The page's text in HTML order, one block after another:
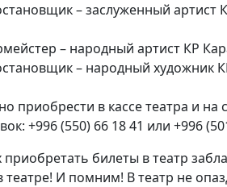
– заслуженный артист
– народный артист КР
– народный художник
приобрести в кассе театра и на
+996 (550) 66 18 41 или +996
билеты в театр
театре! И помним! В театр не